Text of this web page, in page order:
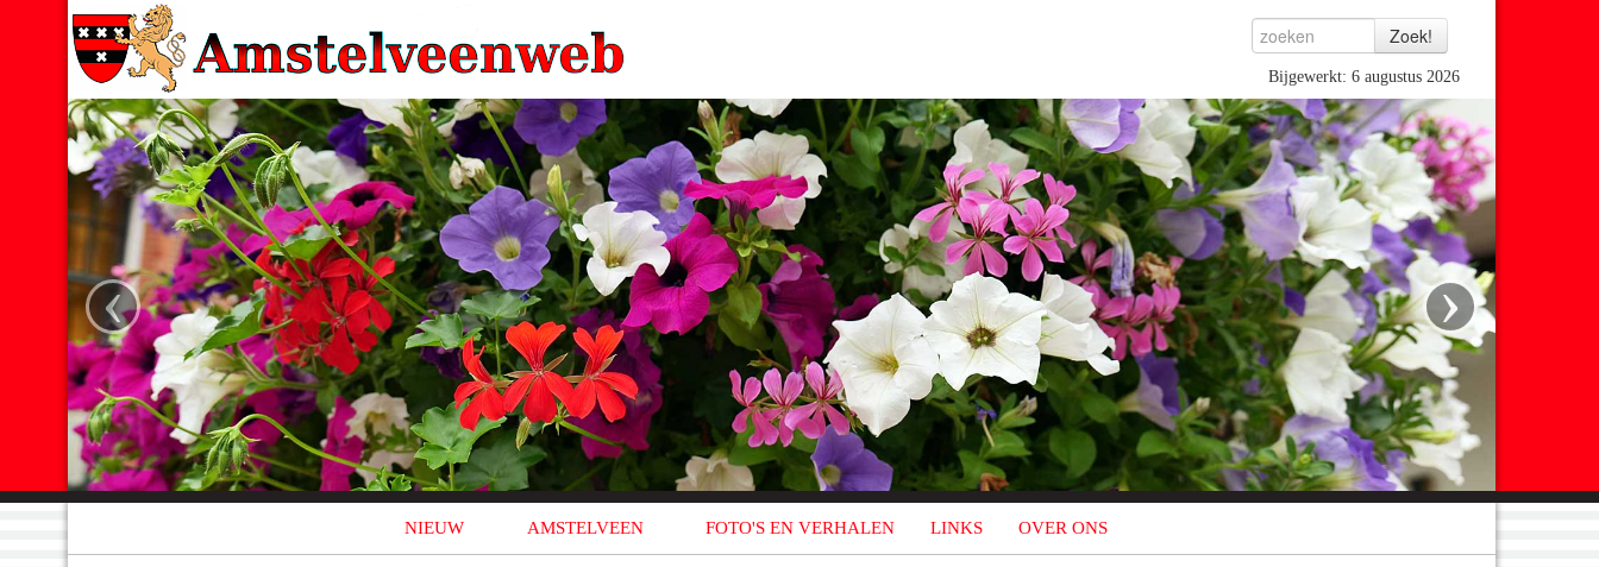
Bijgewerkt: 6 augustus 2026
‹ ›
NIEUW AMSTELVEEN FOTO'S EN VERHALEN LINKS OVER ONS